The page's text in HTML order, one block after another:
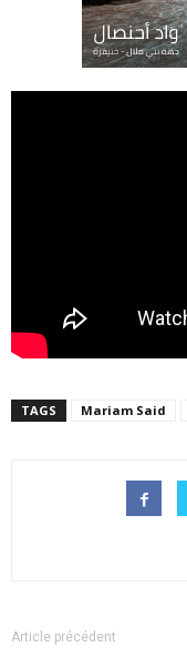
TAGS Mariam Said
Article précédent